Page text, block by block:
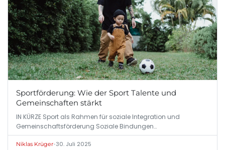
Sportförderung: Wie der Sport Talente und
Gemeinschaften stärkt
IN KÜRZE Sport als Rahmen für soziale Integration und
Gemeinschaftsförderung Soziale Bindungen…
Niklas Krüger•30. Juli 2025